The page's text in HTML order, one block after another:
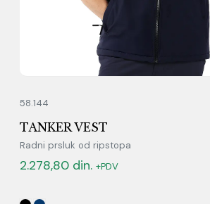
58.144
TANKER VEST
Radni prsluk od ripstopa
2.278,80 din. +PDV